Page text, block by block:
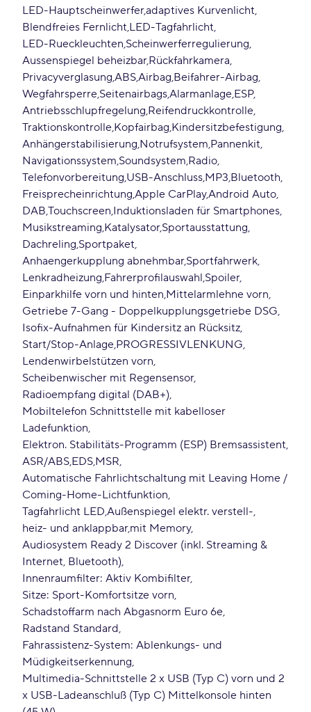
LED-Hauptscheinwerferadaptives Kurvenlicht
Blendfreies Fernlicht LED-Tagfahrlicht
LED-Rueckleuchten Scheinwerferregulierung
Aussenspiegel beheizbar Rückfahrkamera
Privacyverglasung ABSAirbag Beifahrer-Airbag
Wegfahrsperre SeitenairbagsAlarmanlage ESP
Antriebsschlupfregelung Reifendruckkontrolle
Traktionskontrolle Kopfairbag Kindersitzbefestigung
Anhängerstabilisierung Notrufsystem Pannenkit
Navigationssystem Soundsystem Radio
Telefonvorbereitung USB-Anschluss MP3 Bluetooth
Freisprecheinrichtung Apple CarPlayAndroid Auto
DAB Touchscreen Induktionsladen für Smartphones
Musikstreaming Katalysator Sportausstattung
Dachreling Sportpaket
Anhaengerkupplung abnehmbar Sportfahrwerk
Lenkradheizung Fahrerprofilauswahl Spoiler
Einparkhilfe vorn und hinten Mittelarmlehne vorn
Getriebe 7-Gang - Doppelkupplungsgetriebe DSG
Isofix-Aufnahmen für Kindersitz an Rücksitz
Start/Stop-Anlage PROGRESSIVLENKUNG
Lendenwirbelstützen vorn
Scheibenwischer mit Regensensor
Radioempfang digital (DAB+)
Mobiltelefon Schnittstelle mit kabelloser
Ladefunktion
Elektron. Stabilitäts-Programm (ESP) Bremsassistent
ASR/ABS EDS MSR
Automatische Fahrlichtschaltung mit Leaving Home /
Coming-Home-Lichtfunktion
Tagfahrlicht LED Außenspiegel elektr. verstell-
heiz- und anklappbar mit Memory
Audiosystem Ready 2 Discover (inkl. Streaming &
Internet, Bluetooth)
Innenraumfilter: Aktiv Kombifilter
Sitze: Sport-Komfortsitze vorn
Schadstoffarm nach Abgasnorm Euro 6e
Radstand Standard
Fahrassistenz-System: Ablenkungs- und
Müdigkeitserkennung
Multimedia-Schnittstelle 2 x USB (Typ C) vorn und 2
x USB-Ladeanschluß (Typ C) Mittelkonsole hinten